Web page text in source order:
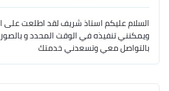
السلام عليكم استاذ شريف لقد اطلعت على
ويمكنني تنفيذه في الوقت المحدد و
بالتواصل معي وتسعدني خدمتك